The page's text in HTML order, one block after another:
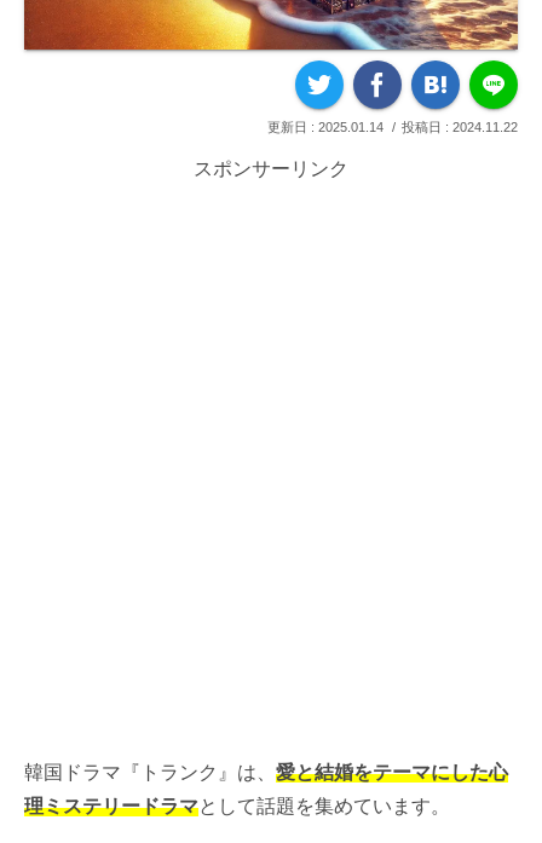
2025.01.14 2024.11.22
スポンサーリンク
韓国ドラマ『トランク』は、 愛と結婚をテーマにした心
理ミステリードラマとして話題を集めています。